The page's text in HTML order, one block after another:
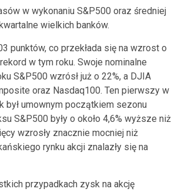
w wykonaniu S&P500 oraz średniej
wielkich banków.
punktów, co przekłada się na wzrost o
w tym roku. Swoje nominalne
S&P500 wzrósł już o 22%, a DJIA
oraz Nasdaq100. Ten pierwszy w
był umownym początkiem sezonu
S&P500 były o około 4,6% wyższe niż
wzrosły znacznie mocniej niż
rynku akcji znalazły się na
przypadkach zysk na akcję